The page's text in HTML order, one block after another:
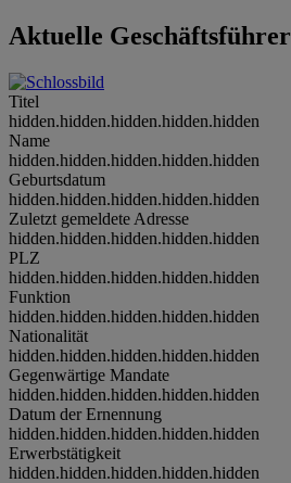
Aktuelle Geschäftsführer
Titel
hidden.hidden.hidden.hidden.hidden
Name
hidden.hidden.hidden.hidden.hidden
Geburtsdatum
hidden.hidden.hidden.hidden.hidden
Zuletzt gemeldete Adresse
hidden.hidden.hidden.hidden.hidden
PLZ
hidden.hidden.hidden.hidden.hidden
Funktion
hidden.hidden.hidden.hidden.hidden
Nationalität
hidden.hidden.hidden.hidden.hidden
Gegenwärtige Mandate
hidden.hidden.hidden.hidden.hidden
Datum der Ernennung
hidden.hidden.hidden.hidden.hidden
Erwerbstätigkeit
hidden.hidden.hidden.hidden.hidden